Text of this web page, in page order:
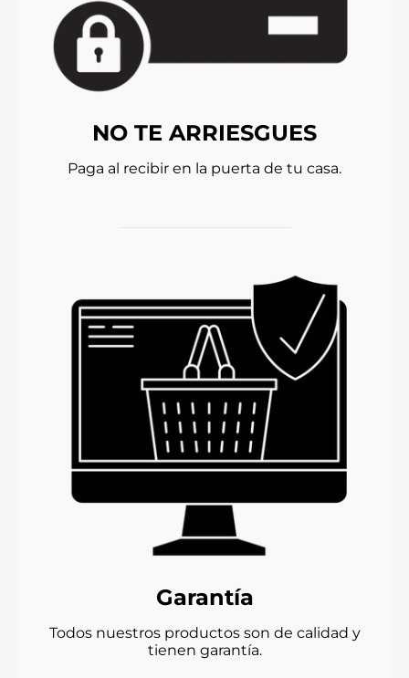
NO TE ARRIESGUES
Paga al recibir en la puerta de tu casa.
Garantía
Todos nuestros productos son de calidad y
tienen garantía.